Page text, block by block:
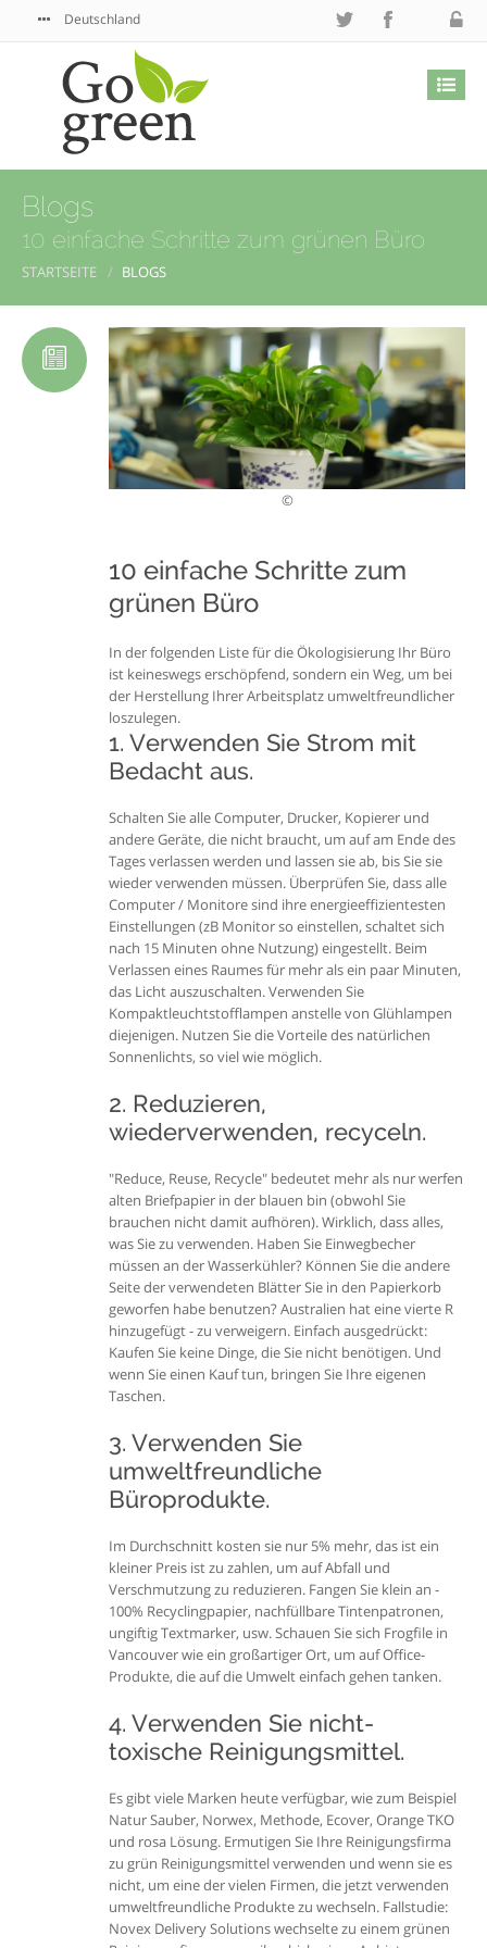
Deutschland
Blogs
10 einfache Schritte zum grünen Büro
STARTSEITE BLOGS
©
10 einfache Schritte zum
grünen Büro
In der folgenden Liste für die Ökologisierung Ihr Büro
ist keineswegs erschöpfend, sondern ein Weg, um bei
der Herstellung Ihrer Arbeitsplatz umweltfreundlicher
loszulegen.
1. Verwenden Sie Strom mit
Bedacht aus.
Schalten Sie alle Computer, Drucker, Kopierer und
andere Geräte, die nicht braucht, um auf am Ende des
Tages verlassen werden und lassen sie ab, bis Sie sie
wieder verwenden müssen. Überprüfen Sie, dass alle
Computer / Monitore sind ihre energieeffizientesten
Einstellungen (zB Monitor so einstellen, schaltet sich
nach 15 Minuten ohne Nutzung) eingestellt. Beim
Verlassen eines Raumes für mehr als ein paar Minuten,
das Licht auszuschalten. Verwenden Sie
Kompaktleuchtstofflampen anstelle von Glühlampen
diejenigen. Nutzen Sie die Vorteile des natürlichen
Sonnenlichts, so viel wie möglich.
2. Reduzieren,
wiederverwenden, recyceln.
"Reduce, Reuse, Recycle" bedeutet mehr als nur werfen
alten Briefpapier in der blauen bin (obwohl Sie
brauchen nicht damit aufhören). Wirklich, dass alles,
was Sie zu verwenden. Haben Sie Einwegbecher
müssen an der Wasserkühler? Können Sie die andere
Seite der verwendeten Blätter Sie in den Papierkorb
geworfen habe benutzen? Australien hat eine vierte R
hinzugefügt - zu verweigern. Einfach ausgedrückt:
Kaufen Sie keine Dinge, die Sie nicht benötigen. Und
wenn Sie einen Kauf tun, bringen Sie Ihre eigenen
Taschen.
3. Verwenden Sie
umweltfreundliche
Büroprodukte.
Im Durchschnitt kosten sie nur 5% mehr, das ist ein
kleiner Preis ist zu zahlen, um auf Abfall und
Verschmutzung zu reduzieren. Fangen Sie klein an -
100% Recyclingpapier, nachfüllbare Tintenpatronen,
ungiftig Textmarker, usw. Schauen Sie sich Frogfile in
Vancouver wie ein großartiger Ort, um auf Office-
Produkte, die auf die Umwelt einfach gehen tanken.
4. Verwenden Sie nicht-
toxische Reinigungsmittel.
Es gibt viele Marken heute verfügbar, wie zum Beispiel
Natur Sauber, Norwex, Methode, Ecover, Orange TKO
und rosa Lösung. Ermutigen Sie Ihre Reinigungsfirma
zu grün Reinigungsmittel verwenden und wenn sie es
nicht, um eine der vielen Firmen, die jetzt verwenden
umweltfreundliche Produkte zu wechseln. Fallstudie:
Novex Delivery Solutions wechselte zu einem grünen